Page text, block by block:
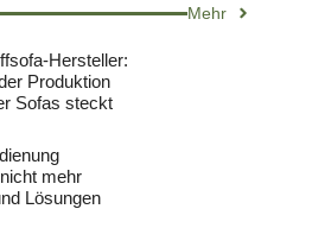
Mehr
Hersteller:
Produktion
Sofas steckt
mehr
Lösungen